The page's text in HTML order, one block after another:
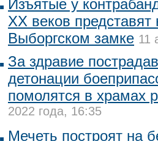
Изъятые у
XX веков
Выборгском замке 11
За здравие
детонации
помолятся в храмах
2022 года, 16:35
Мечеть построят на